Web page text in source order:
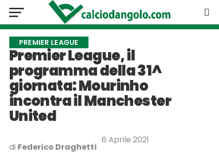
PREMIER LEAGUE
Premier League, il
programma della 31^
giornata: Mourinho
incontra il Manchester
United
di Federico Draghetti
6 Aprile 2021